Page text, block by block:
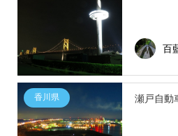
百
香川県 瀬戸自動